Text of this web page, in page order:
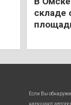
складе
Если Вы
нарушают